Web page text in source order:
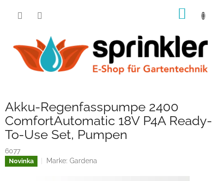
Akku-Regenfasspumpe 2400
ComfortAutomatic 18V P4A Ready-
To-Use Set, Pumpen
6077
Novinka Marke: Gardena